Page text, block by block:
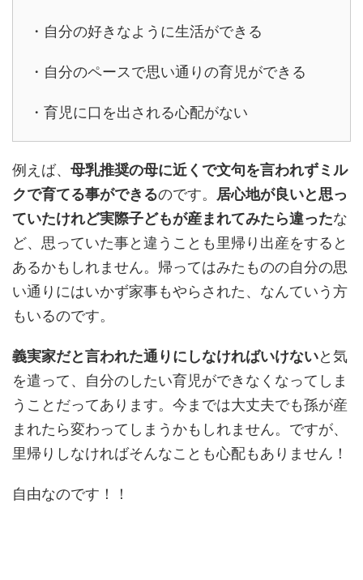
・自分の好きなように生活ができる
・自分のペースで思い通りの育児ができる
・育児に口を出される心配がない
例えば、 母乳推奨の母に近くで文句を言われずミル
クで育てる事ができるのです。 居心地が良いと思っ
ていたけれど実際子どもが産まれてみたら違ったな
ど、思っていた事と違うことも里帰り出産をすると
あるかもしれません。帰ってはみたものの自分の思
い通りにはいかず家事もやらされた、なんていう方
もいるのです。
義実家だと言われた通りにしなければいけないと気
を遣って、自分のしたい育児ができなくなってしま
うことだってあります。今までは大丈夫でも孫が産
まれたら変わってしまうかもしれません。ですが、
里帰りしなければそんなことも心配もありません！
自由なのです！！